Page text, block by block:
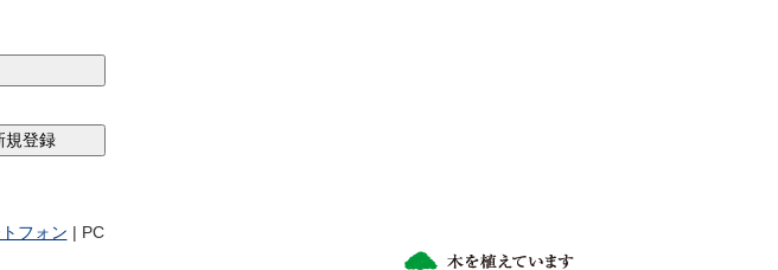
フォン | PC